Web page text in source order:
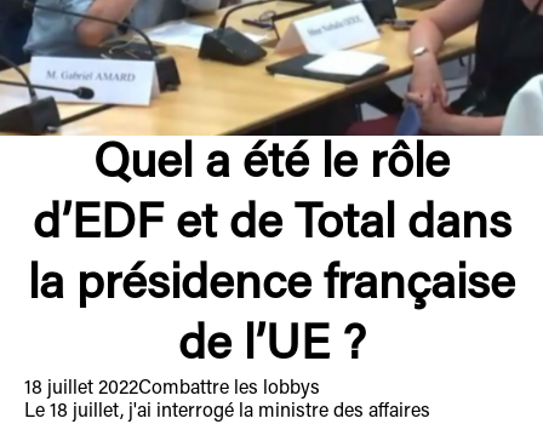
Quel a été le rôle
d’EDF et de Total dans
la présidence française
de l’UE ?
18 juillet 2022Combattre les lobbys
Le 18 juillet, j'ai interrogé la ministre des affaires